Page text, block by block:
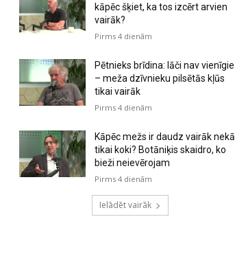
kāpēc šķiet, ka tos izcērt arvien
vairāk?
Pirms 4 dienām
Pētnieks brīdina: lāči nav vienīgie
– meža dzīvnieku pilsētās kļūs
tikai vairāk
Pirms 4 dienām
Kāpēc mežs ir daudz vairāk nekā
tikai koki? Botāniķis skaidro, ko
bieži neievērojam
Pirms 4 dienām
Ielādēt vairāk